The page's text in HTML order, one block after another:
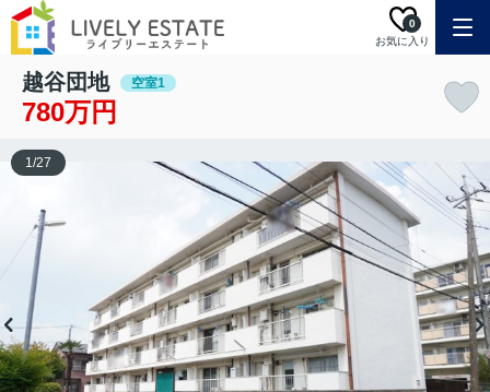
お気に入り
0
越谷団地 空室1
780万円
1/27